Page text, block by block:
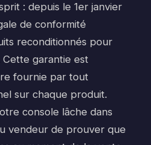
: depuis le 1er janvier
de conformité
reconditionnés pour
garantie est
fournie par tout
sur chaque produit.
console lâche dans
vendeur de prouver que